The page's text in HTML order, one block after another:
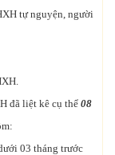
tự nguyện, người
đã liệt kê cụ thể 08
03 tháng trước